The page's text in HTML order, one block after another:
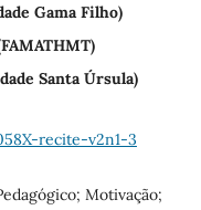
Gama Filho)
Santa Úrsula)
recite-v2n1-3
Motivação;